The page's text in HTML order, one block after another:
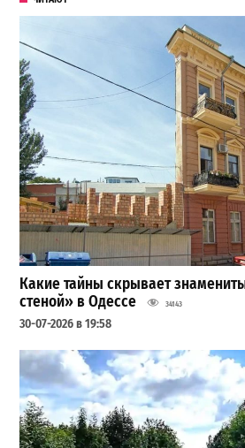
Какие тайны скрывает
стеной» в Одессе
34143
30-07-2026 в 19:58